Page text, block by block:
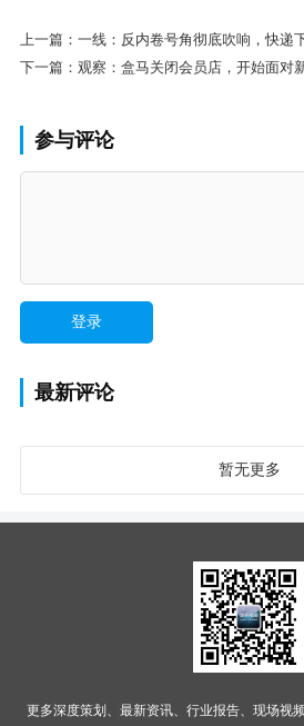
上一篇： 一线：反内卷号角彻底吹响，快递
下一篇： 观察：盒马关闭会员店，开始面对
参与评论
最新评论
暂无更多
更多深度策划、最新资讯、行业报告、现场视